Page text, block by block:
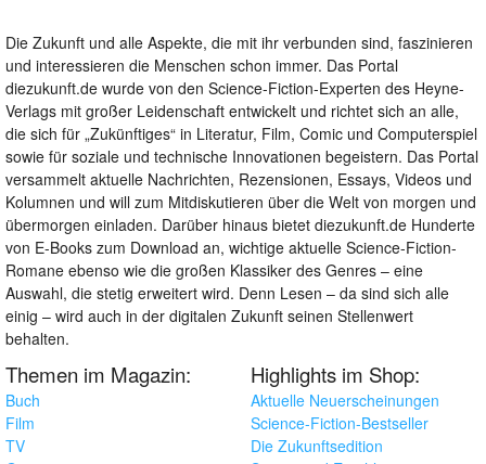
Die Zukunft und alle Aspekte, die mit ihr verbunden sind, faszinieren
und interessieren die Menschen schon immer. Das Portal
diezukunft.de wurde von den Science-Fiction-Experten des Heyne-
Verlags mit großer Leidenschaft entwickelt und richtet sich an alle,
die sich für „Zukünftiges“ in Literatur, Film, Comic und Computerspiel
sowie für soziale und technische Innovationen begeistern. Das Portal
versammelt aktuelle Nachrichten, Rezensionen, Essays, Videos und
Kolumnen und will zum Mitdiskutieren über die Welt von morgen und
übermorgen einladen. Darüber hinaus bietet diezukunft.de Hunderte
von E-Books zum Download an, wichtige aktuelle Science-Fiction-
Romane ebenso wie die großen Klassiker des Genres – eine
Auswahl, die stetig erweitert wird. Denn Lesen – da sind sich alle
einig – wird auch in der digitalen Zukunft seinen Stellenwert
behalten.
Themen im Magazin:
Buch
Film
TV
Highlights im Shop:
Aktuelle Neuerscheinungen
Science-Fiction-Bestseller
Die Zukunftsedition